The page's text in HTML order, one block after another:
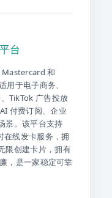
台
和
用于电子商务、
TikTok 广告投放
付费订阅、企业
景。该平台支持
在线发卡服务，拥
限创建卡片，拥有
，是一家稳定可靠